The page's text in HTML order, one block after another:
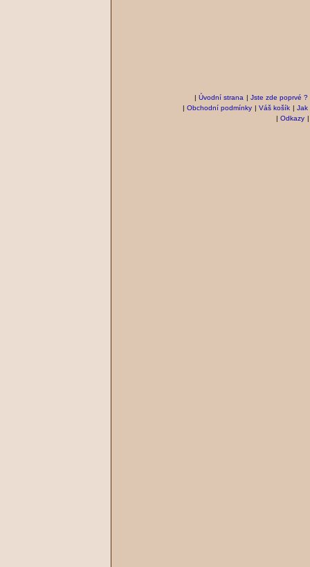
| Úvodní strana | Jste zde poprvé ?
| Obchodní podmínky | Váš košík | Jak
| Odkazy